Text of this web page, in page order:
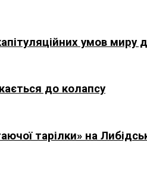
умов миру
до колапсу
тарілки» на